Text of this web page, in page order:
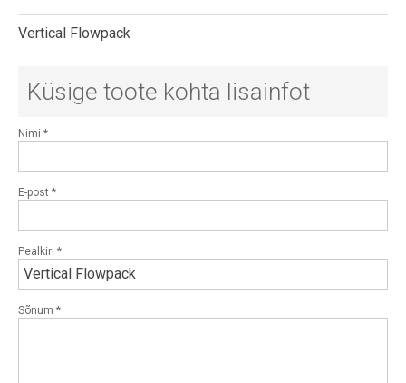
Vertical Flowpack
Küsige toote kohta lisainfot
Nimi *
E-post *
Pealkiri *
Sõnum *